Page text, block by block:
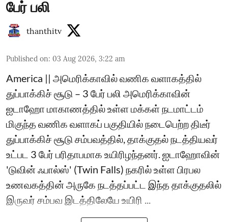
பேர் பலி
thanthitv
Published on: 03 Aug 2026, 3:22 am
America || அமெரிக்காவில் வணிக வளாகத்தில்
துப்பாக்கிச் சூடு – 3 பேர் பலி அமெரிக்காவின்
ஐடாஹோ மாகாணத்தில் உள்ள மக்கள் நடமாட்டம்
மிகுந்த வணிக வளாகப் பகுதியில் நடைபெற்ற திடீர்
துப்பாக்கிச் சூடு சம்பவத்தில், தாக்குதல் நடத்தியவர்
உட்பட 3 பேர் பரிதாபமாக உயிரிழந்தனர். ஐடாஹோவின்
'டுவின் ஃபால்ஸ்' (Twin Falls) நகரில் உள்ள பிரபல
உணவகத்தின் அருகே நடத்தப்பட்ட இந்த தாக்குதலில்
இருவர் சம்பவ இடத்திலேயே உயிரி ...